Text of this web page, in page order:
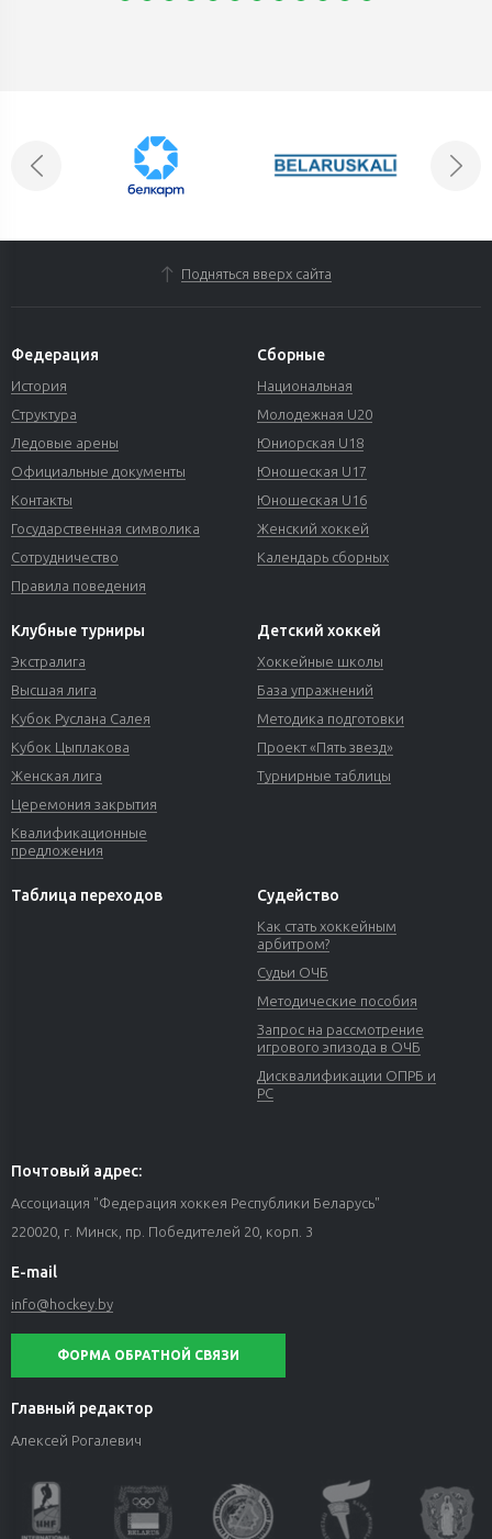
Подняться вверх сайта
Федерация
История
Структура
Ледовые арены
Официальные документы
Контакты
Государственная символика
Сотрудничество
Правила поведения
Сборные
Национальная
Молодежная U20
Юниорская U18
Юношеская U17
Юношеская U16
Женский хоккей
Календарь сборных
Клубные турниры
Экстралига
Высшая лига
Кубок Руслана Салея
Кубок Цыплакова
Женская лига
Церемония закрытия
Квалификационные
предложения
Детский хоккей
Хоккейные школы
База упражнений
Методика подготовки
Проект «Пять звезд»
Турнирные таблицы
Таблица переходов Судейство
Как стать хоккейным
арбитром?
Судьи ОЧБ
Методические пособия
Запрос на рассмотрение
игрового эпизода в ОЧБ
Дисквалификации ОПРБ и
РС
Почтовый адрес:
Ассоциация "Федерация хоккея Республики Беларусь"
220020, г. Минск, пр. Победителей 20, корп. 3
E-mail
info@hockey.by
ФОРМА ОБРАТНОЙ СВЯЗИ
Главный редактор
Алексей Рогалевич